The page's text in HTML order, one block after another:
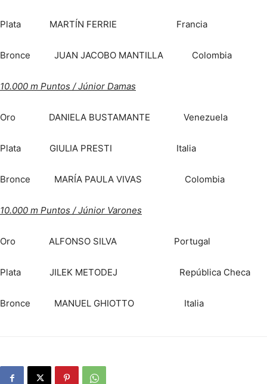
Plata MARTÍN FERRIE Francia
Bronce JUAN JACOBO MANTILLA Colombia
10.000 m Puntos / Júnior Damas
Oro DANIELA BUSTAMANTE Venezuela
Plata GIULIA PRESTI Italia
Bronce MARÍA PAULA VIVAS Colombia
10.000 m Puntos / Júnior Varones
Oro ALFONSO SILVA Portugal
Plata JILEK METODEJ República Checa
Bronce MANUEL GHIOTTO Italia